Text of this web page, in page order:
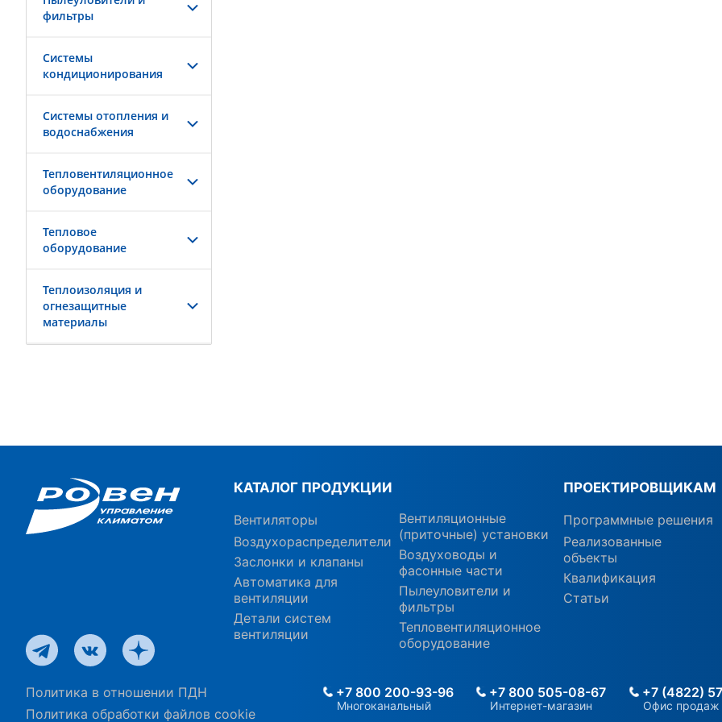
фильтры
Системы
кондиционирования
Системы отопления и
водоснабжения
Тепловентиляционное
оборудование
Тепловое
оборудование
Теплоизоляция и
огнезащитные
материалы
КАТАЛОГ ПРОДУКЦИИ
Вентиляторы
Воздухораспределители
Заслонки и клапаны
Автоматика для
вентиляции
Детали систем
вентиляции
Вентиляционные
(приточные) установки
Воздуховоды и
фасонные части
Пылеуловители и
фильтры
Тепловентиляционное
оборудование
ПРОЕКТИРОВЩИКАМ
Программные решения
Реализованные
объекты
Квалификация
Статьи
Политика в отношении ПДН
Политика обработки файлов cookie
+7 800 200-93-96
Многоканальный
+7 800 505-08-67
Интернет-магазин
+7 (4822)
Офис продаж